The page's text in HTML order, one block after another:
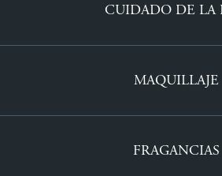
CUIDADO DE LA
MAQUILLAJE
FRAGANCIAS